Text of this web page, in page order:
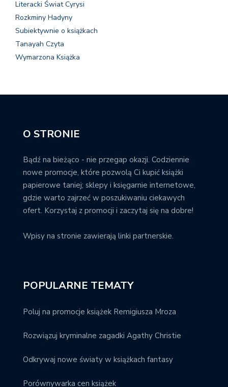
Literacki Świat Cyrysi
Rozkminy Hadyny
Subiektywnie o książkach
Tanayah Czyta
Wymarzona Książka
O STRONIE
Bądź na bieżąco - nie przegap okazji. Codziennie
nowe promocje, które pozwolą Ci kupić książki
papierowe taniej; sklepy i księgarnie internetowe,
gdzie warto zajrzeć w poszukiwaniu ciekawych
ofert. Korzystaj z promocji i zaczytaj się na dobre!
Wpisy na stronie zawierają linki partnerskie.
POPULARNE TEMATY
Poluj na promocje książek Remigiusza Mroza
Rozwiązuj kryminalne zagadki Agathy Christie
Odkrywaj nowe światy w książkach fantasy
Porównywarka cen książek